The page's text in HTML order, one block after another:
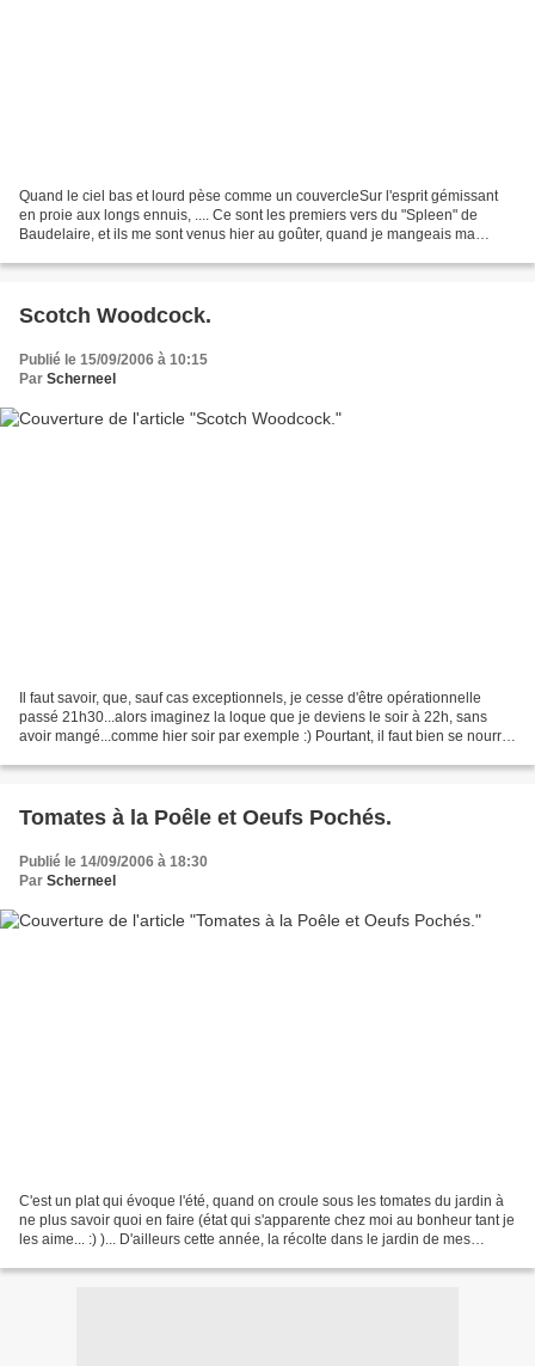
Quand le ciel bas et lourd pèse comme un couvercleSur l'esprit gémissant
en proie aux longs ennuis, .... Ce sont les premiers vers du "Spleen" de
Baudelaire, et ils me sont venus hier au goûter, quand je mangeais ma
Scotch Woodcock.
Publié le 15/09/2006 à 10:15
Par Scherneel
Il faut savoir, que, sauf cas exceptionnels, je cesse d'être opérationnelle
passé 21h30...alors imaginez la loque que je deviens le soir à 22h, sans
avoir mangé...comme hier soir par exemple :) Pourtant, il faut bien se nourrir!
Tomates à la Poêle et Oeufs Pochés.
Publié le 14/09/2006 à 18:30
Par Scherneel
C'est un plat qui évoque l'été, quand on croule sous les tomates du jardin à
ne plus savoir quoi en faire (état qui s'apparente chez moi au bonheur tant je
les aime... :) )... D'ailleurs cette année, la récolte dans le jardin de mes